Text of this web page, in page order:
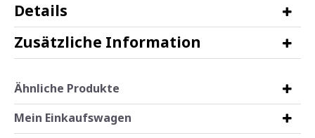
Details
Zusätzliche Information
Ähnliche Produkte
Mein Einkaufswagen